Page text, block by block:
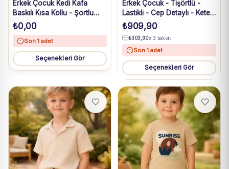
Erkek Çocuk Kedi Kafa
Baskılı Kısa Kollu - Şortlu
Yeşil Renk Takım
₺0,00
Son 1 adet
Seçenekleri Gör
Erkek Çocuk - Tişörtlü -
Lastikli - Cep Detaylı - Keten
Pantolonlu Takım
₺909,90
₺303,30x 3 taksit
Son 1 adet
Seçenekleri Gör